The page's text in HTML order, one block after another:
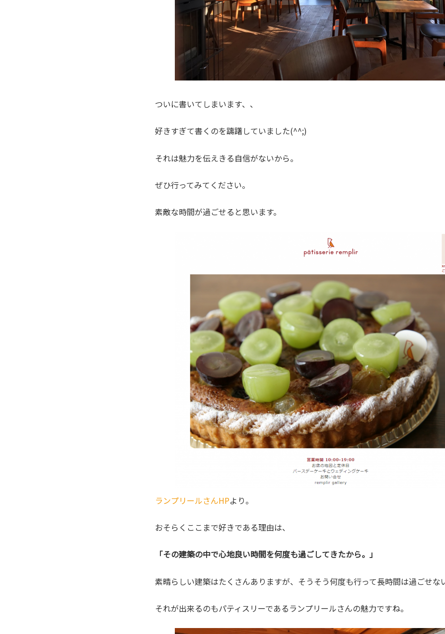
ついに書いてしまいます、、
好きすぎて書くのを躊躇していました(^^;)
それは魅力を伝えきる自信がないから。
ぜひ行ってみてください。
素敵な時間が過ごせると思います。
ランプリールさんHPより。
おそらくここまで好きである理由は、
「その建築の中で心地良い時間を何度も過ごしてきたから。」
素晴らしい建築はたくさんありますが、そうそう何度も行って長時間は過ごせな
それが出来るのもパティスリーであるランプリールさんの魅力ですね。